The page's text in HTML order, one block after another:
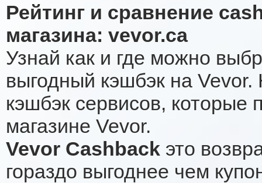
Рейтинг и сравнение
магазина: vevor.ca
Узнай как и где можно
выгодный кэшбэк на
кэшбэк сервисов, которые
магазине Vevor.
Vevor Cashback это
гораздо выгоднее чем